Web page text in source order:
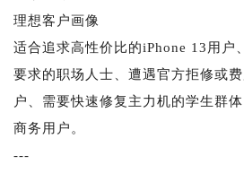
理想客户画像
适合追求高性价比的iPhone 13用户
要求的职场人士、遭遇官方拒修或
户、需要快速修复主力机的学生群
商务用户。
---